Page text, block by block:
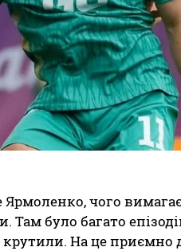
Ярмоленко, чого
Там було багато
На це приємно